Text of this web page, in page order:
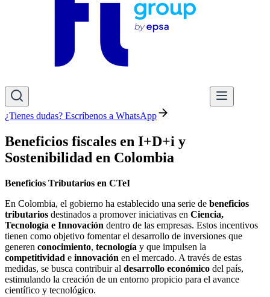
¿Tienes dudas? Escríbenos a WhatsApp
Beneficios fiscales en I+D+i y
Sostenibilidad en Colombia
Beneficios Tributarios en CTeI
En Colombia, el gobierno ha establecido una serie de beneficios
tributarios destinados a promover iniciativas en Ciencia,
Tecnología e Innovación dentro de las empresas. Estos incentivos
tienen como objetivo fomentar el desarrollo de inversiones que
generen conocimiento, tecnología y que impulsen la
competitividad e innovación en el mercado. A través de estas
medidas, se busca contribuir al desarrollo económico del país,
estimulando la creación de un entorno propicio para el avance
científico y tecnológico.